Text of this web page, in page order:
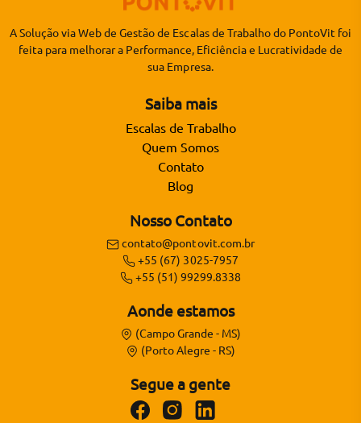
A Solução via Web de Gestão de Escalas de Trabalho do PontoVit foi
feita para melhorar a Performance, Eficiência e Lucratividade de
sua Empresa.
Saiba mais
Escalas de Trabalho
Quem Somos
Contato
Blog
Nosso Contato
contato@pontovit.com.br
+55 (67) 3025-7957
+55 (51) 99299.8338
Aonde estamos
(Campo Grande - MS)
(Porto Alegre - RS)
Segue a gente